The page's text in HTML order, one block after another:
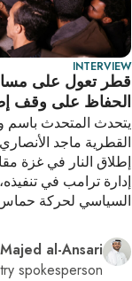
INTERVIEW
قطر تعول على
الحفاظ على وقف
يتحدث المتحدث باسم
القطرية ماجد
إطلاق النار في غزة
إدارة ترامب في
السياسي لحركة
Majed al-Ansari
spokesperson